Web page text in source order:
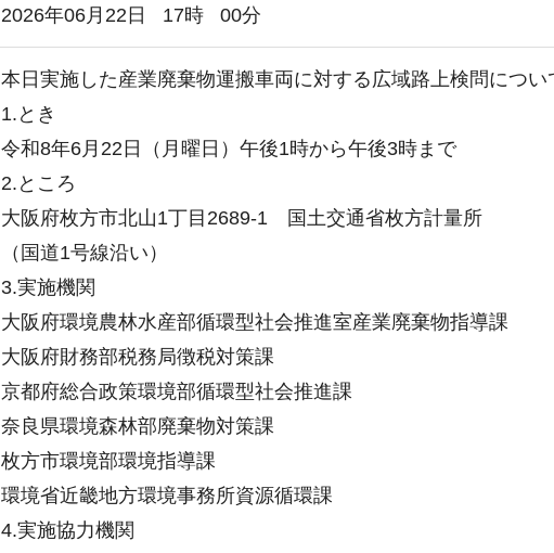
2026年06月22日 17時 00分
本日実施した産業廃棄物運搬車両に対する広域路上検問につい
1.とき
令和8年6月22日（月曜日）午後1時から午後3時まで
2.ところ
大阪府枚方市北山1丁目2689-1 国土交通省枚方計量所
（国道1号線沿い）
3.実施機関
大阪府環境農林水産部循環型社会推進室産業廃棄物指導課
大阪府財務部税務局徴税対策課
京都府総合政策環境部循環型社会推進課
奈良県環境森林部廃棄物対策課
枚方市環境部環境指導課
環境省近畿地方環境事務所資源循環課
4.実施協力機関